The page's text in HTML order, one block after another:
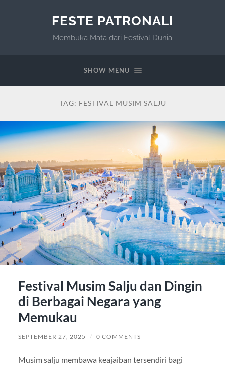
FESTE PATRONALI
Membuka Mata dari Festival Dunia
SHOW MENU
TAG: FESTIVAL MUSIM SALJU
Festival Musim Salju dan Dingin
di Berbagai Negara yang
Memukau
SEPTEMBER 27, 2025 / 0 COMMENTS
Musim salju membawa keajaiban tersendiri bagi